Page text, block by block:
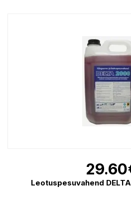
29.60
Leotuspesuvahend